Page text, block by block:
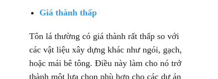
Giá thành thấp
Tôn lá thường có giá thành rất thấp so với
các vật liệu xây dựng khác như ngói, gạch,
hoặc mái bê tông. Điều này làm cho nó trở
thành một lựa chọn phù hợp cho các dự án